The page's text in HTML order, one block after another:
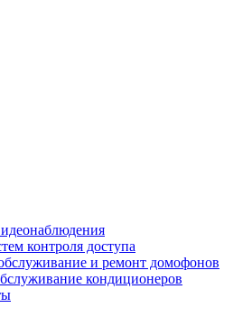
контроля доступа
и ремонт домофонов
кондиционеров